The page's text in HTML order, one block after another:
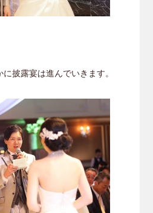
披露宴は進んでいきます。